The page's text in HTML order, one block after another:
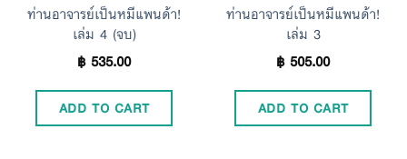
ท่านอาจารย์เป็นหมีแพนด้า!
เล่ม 4 (จบ)
฿535.00
ADD TO CART
ท่านอาจารย์เป็นหมีแพนด้า!
เล่ม 3
฿505.00
ADD TO CART